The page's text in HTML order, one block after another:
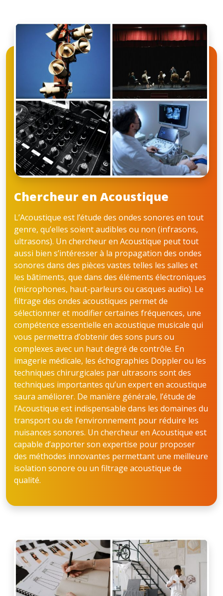
Chercheur en Acoustique
L’Acoustique est l’étude des ondes sonores en tout
genre, qu’elles soient audibles ou non (infrasons,
ultrasons). Un chercheur en Acoustique peut tout
aussi bien s’intéresser à la propagation des ondes
sonores dans des pièces vastes telles les salles et
les bâtiments, que dans des éléments électroniques
(microphones, haut-parleurs ou casques audio). Le
filtrage des ondes acoustiques permet de
sélectionner et modifier certaines fréquences, une
compétence essentielle en acoustique musicale qui
vous permettra d’obtenir des sons purs ou
complexes avec un haut degré de contrôle. En
imagerie médicale, les échographies Doppler ou les
techniques chirurgicales par ultrasons sont des
techniques importantes qu’un expert en acoustique
saura améliorer. De manière générale, l’étude de
l’Acoustique est indispensable dans les domaines du
transport ou de l’environnement pour réduire les
nuisances sonores. Un chercheur en Acoustique est
capable d’apporter son expertise pour proposer
des méthodes innovantes permettant une meilleure
isolation sonore ou un filtrage acoustique de
qualité.